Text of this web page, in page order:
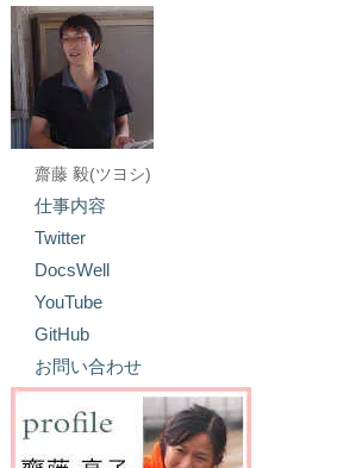
齋藤 毅(ツヨシ)
仕事内容
Twitter
DocsWell
YouTube
GitHub
お問い合わせ